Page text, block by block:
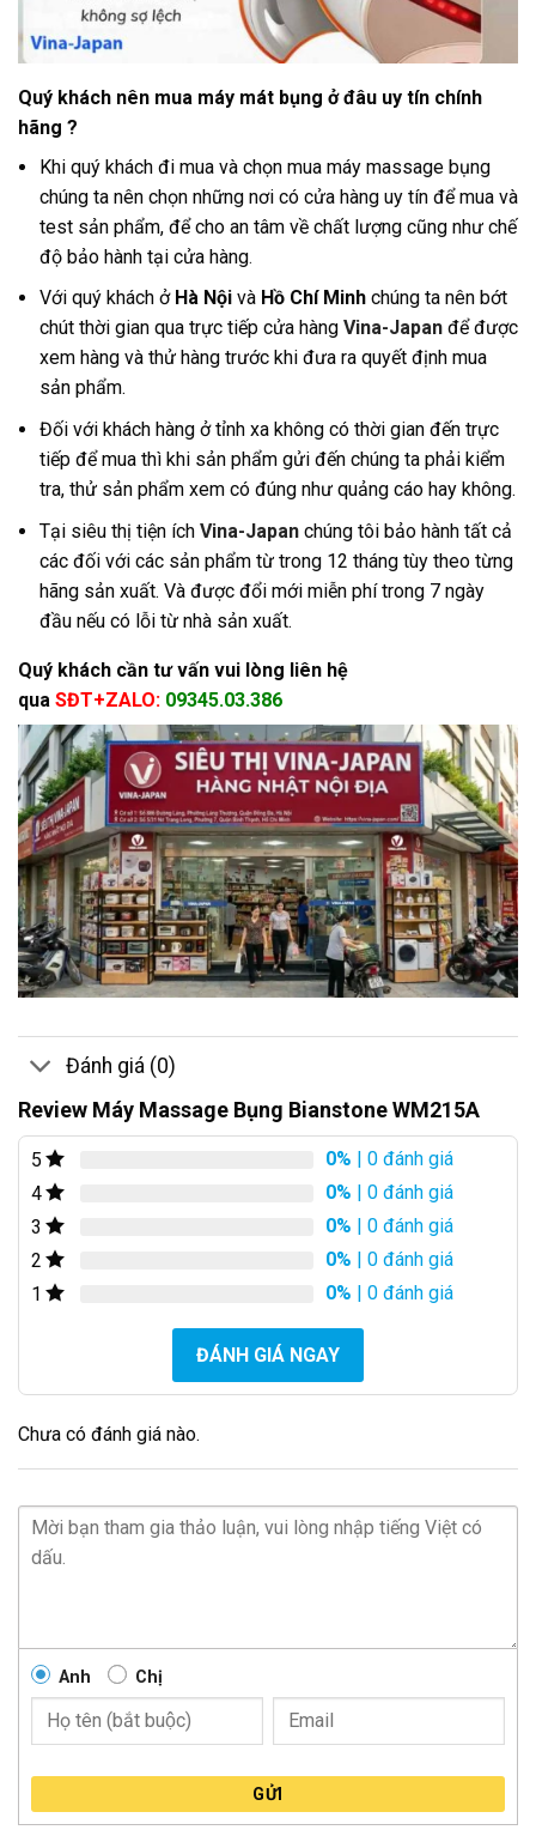
Quý khách nên mua máy mát bụng ở đâu uy tín chính
hãng ?
Khi quý khách đi mua và chọn mua máy massage bụng
chúng ta nên chọn những nơi có cửa hàng uy tín để mua và
test sản phẩm, để cho an tâm về chất lượng cũng như chế
độ bảo hành tại cửa hàng.
Với quý khách ở Hà Nội và Hồ Chí Minh chúng ta nên bớt
chút thời gian qua trực tiếp cửa hàng Vina-Japan để được
xem hàng và thử hàng trước khi đưa ra quyết định mua
sản phẩm.
Đối với khách hàng ở tỉnh xa không có thời gian đến trực
tiếp để mua thì khi sản phẩm gửi đến chúng ta phải kiểm
tra, thử sản phẩm xem có đúng như quảng cáo hay không.
Tại siêu thị tiện ích Vina-Japan chúng tôi bảo hành tất cả
các đối với các sản phẩm từ trong 12 tháng tùy theo từng
hãng sản xuất. Và được đổi mới miễn phí trong 7 ngày
đầu nếu có lỗi từ nhà sản xuất.
Quý khách cần tư vấn vui lòng liên hệ
qua SĐT+ZALO: 09345.03.386
Đánh giá (0)
Review Máy Massage Bụng Bianstone WM215A
5 0% | 0 đánh giá
4
0% | 0 đánh giá
3
0% | 0 đánh giá
2
0% | 0 đánh giá
1
0% | 0 đánh giá
ĐÁNH GIÁ NGAY
Chưa có đánh giá nào.
Anh Chị
GỬI